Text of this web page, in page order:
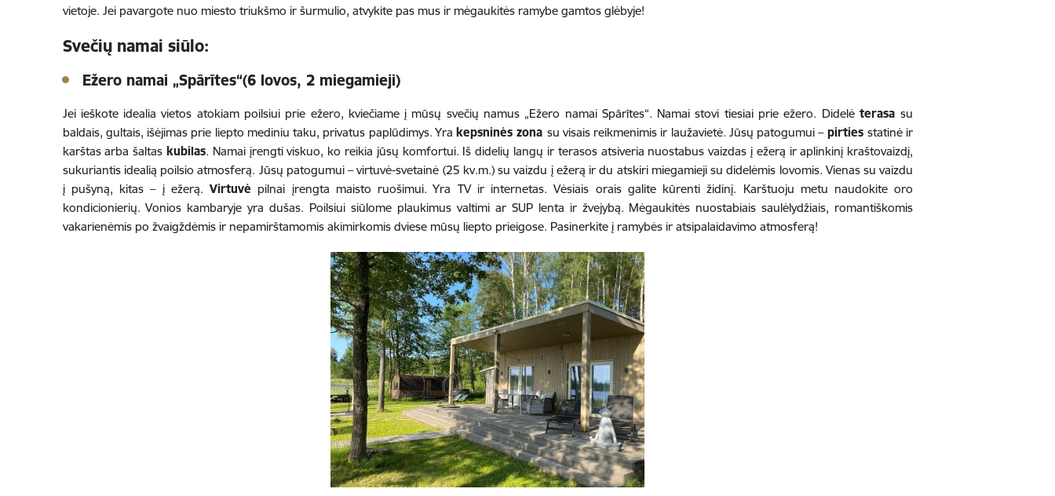
vietoje. Jei pavargote nuo miesto triukšmo ir šurmulio, atvykite pas mus ir mėgaukitės ramybe gamtos glėbyje!
Svečių namai siūlo:
Ežero namai „Spārītes“(6 lovos, 2 miegamieji)
Jei ieškote idealia vietos atokiam poilsiui prie ežero, kviečiame į mūsų svečių namus „Ežero namai Spārītes“. Namai stovi tiesiai prie ežero. Didelė terasasu
baldais, gultais, išėjimas prie liepto mediniu taku, privatus paplūdimys. Yrakepsninės zona su visais reikmenimis ir laužavietė. Jūsų patogumui – pirtiesstatinė ir
karštas arba šaltas kubilas. Namai įrengti viskuo, ko reikia jūsų komfortui. Iš didelių langų ir terasos atsiveria nuostabus vaizdas į ežerą ir aplinkinį kraštovaizdį,
sukuriantis idealią poilsio atmosferą. Jūsų patogumui – virtuvė-svetainė (25 kv.m.) su vaizdu į ežerą ir du atskiri miegamieji su didelėmis lovomis. Vienas su vaizdu
į pušyną, kitas – į ežerą. Virtuvė pilnai įrengta maisto ruošimui. Yra TV ir internetas. Vėsiais orais galite kūrenti židinį. Karštuoju metu naudokite oro
kondicionierių. Vonios kambaryje yra dušas. Poilsiui siūlome plaukimus valtimi ar SUP lenta ir žvejybą. Mėgaukitės nuostabiais saulėlydžiais, romantiškomis
vakarienėmis po žvaigždėmis ir nepamirštamomis akimirkomis dviese mūsų liepto prieigose. Pasinerkite į ramybės ir atsipalaidavimo atmosferą!